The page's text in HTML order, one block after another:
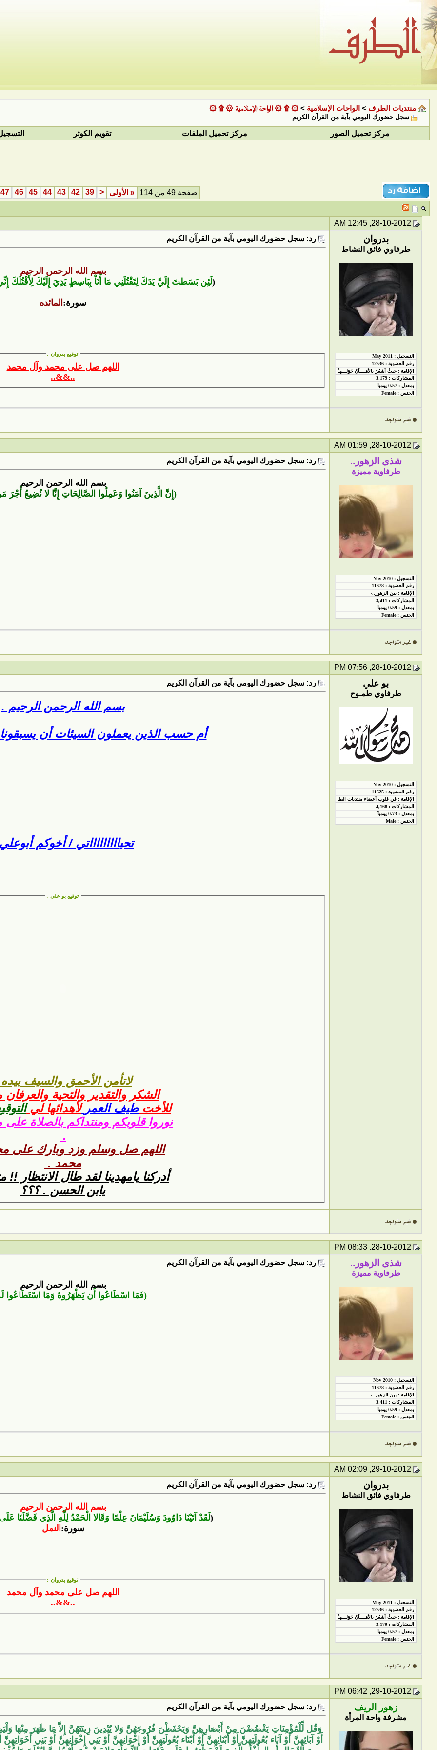
منتديات الطرف > الواحات الإسلامية > ۞ ۩ ۞ الواحة الإسلامية ۞ ۩ ۞
سجل حضورك اليومي بآية من القرآن الكريم
مركز تحميل الصور مركز تحميل الملفات تقويم الكوثر
صفحة 49 من 114 « الأولى <
39
42
43
44
45
46
47
بدروان
طرفاوي فائق النشاط
رد: سجل حضورك اليومي بآية من القرآن الكريم
بسم الله الرحمن الرحيم
(لَئِن بَسَطتَ إِلَيَّ يَدَكَ لِتَقْتُلَنِي مَا أَنَاْ بِبَاسِطٍ يَدِيَ إِلَيْكَ لِأَقْتُلَكَ
سورة: المائده
توقيع بدروان :
اللهم صل على محمد وآل محمد
..&&..
شذى الزهور..
طرفاوية مميزة
رد: سجل حضورك اليومي بآية من القرآن الكريم
بسم الله الرحمن الرحيم
(إِنَّ الَّذِينَ آمَنُوا وَعَمِلُوا الصَّالِحَاتِ إِنَّا لا نُضِيعُ
بو علي
طرفاوي طمـوح
رد: سجل حضورك اليومي بآية من القرآن الكريم
بسم الله الرحمن الرحيم .
أم حسب الذين يعملون السيئات أن
تحياااااااااتي / أخوكم
توقيع بو علي :
لاتأمن الأحمق والسيف
الشكر والتقدير والتحية
للأختطيف العمر لأهدائها لي
نوروا قلوبكم ومنتداكم بالصلاة
.
اللهم صل وسلم وزد وبارك على
محمد .
أدركنا يامهدينا لقد طال الانتظار !!
يابن الحسن . ؟؟؟
شذى الزهور..
طرفاوية مميزة
رد: سجل حضورك اليومي بآية من القرآن الكريم
بسم الله الرحمن الرحيم
(فَمَا اسْطَاعُوا أَن يَظْهَرُوهُ وَمَا اسْتَطَاعُوا
بدروان
طرفاوي فائق النشاط
رد: سجل حضورك اليومي بآية من القرآن الكريم
بسم الله الرحمن الرحيم
(لَقَدْ آتَيْنَا دَاوُودَ وَسُلَيْمَانَ عِلْمًا وَقَالا الْحَمْدُ لِلَّهِ الَّذِي فَضَّلَنَا
سورة: النمل
توقيع بدروان :
اللهم صل على محمد وآل محمد
..&&..
زهور الريف
مشرفة واحة المرأة
رد: سجل حضورك اليومي بآية من القرآن الكريم
وَقُل لِّلْمُؤْمِنَاتِ يَغْضُضْنَ مِنْ أَبْصَارِهِنَّ وَيَحْفَظْنَ فُرُوجَهُنَّ وَلا يُبْدِينَ زِينَتَهُنَّ إِلاَّ مَا ظَهَرَ مِنْهَا
أَوْ آبَائِهِنَّ أَوْ آبَاء بُعُولَتِهِنَّ أَوْ أَبْنَائِهِنَّ أَوْ أَبْنَاء بُعُولَتِهِنَّ أَوْ إِخْوَانِهِنَّ أَوْ بَنِي إِخْوَانِهِنَّ أَوْ بَنِي